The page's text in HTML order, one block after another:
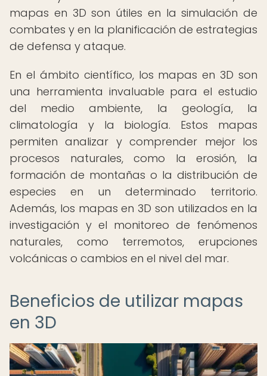
mapas en 3D son útiles en la simulación de
combates y en la planificación de estrategias
de defensa y ataque.
En el ámbito científico, los mapas en 3D son
una herramienta invaluable para el estudio
del medio ambiente, la geología, la
climatología y la biología. Estos mapas
permiten analizar y comprender mejor los
procesos naturales, como la erosión, la
formación de montañas o la distribución de
especies en un determinado territorio.
Además, los mapas en 3D son utilizados en la
investigación y el monitoreo de fenómenos
naturales, como terremotos, erupciones
volcánicas o cambios en el nivel del mar.
Beneficios de utilizar mapas
en 3D